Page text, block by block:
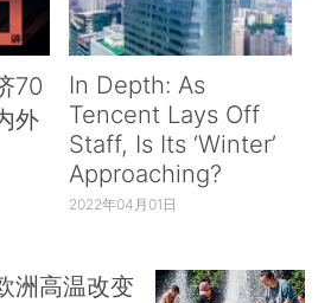
70
外
In Depth: As
Tencent Lays Off
Staff, Is Its ‘Winter’
Approaching?
2022年04月01日
洲高温改变